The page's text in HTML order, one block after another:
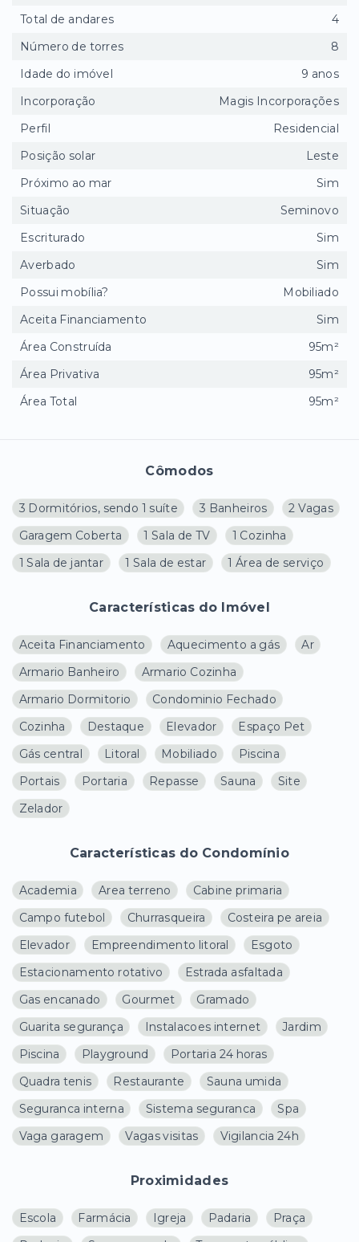
Cômodos
3 Dormitórios, sendo 1 suíte 3 Banheiros
2 Vagas
Garagem Coberta
1 Sala de TV
1 Cozinha
1 Sala de jantar
1 Sala de estar 1 Área de serviço
Características do Imóvel
Aceita Financiamento Aquecimento a gás
Ar
Armario Banheiro
Armario Cozinha
Armario Dormitorio
Condominio Fechado
Cozinha
Destaque Elevador
Espaço Pet
Gás central
Litoral Mobiliado
Piscina
Portais
Portaria Repasse Sauna
Site
Zelador
Características do Condomínio
Academia Area terreno
Cabine primaria
Campo futebol
Churrasqueira
Costeira pe areia
Elevador
Empreendimento litoral
Esgoto
Estacionamento rotativo
Estrada asfaltada
Gas encanado
Gourmet
Gramado
Guarita segurança
Instalacoes internet
Jardim
Piscina
Playground
Portaria 24 horas
Quadra tenis
Restaurante
Sauna umida
Seguranca interna
Sistema seguranca
Spa
Vaga garagem
Vagas visitas Vigilancia 24h
Proximidades
Escola Farmácia Igreja Padaria
Praça
Total de andares
4
Número de torres
8
Idade do imóvel
9 anos
Incorporação
Magis Incorporações
Perfil
Residencial
Posição solar
Leste
Próximo ao mar
Sim
Situação
Seminovo
Escriturado
Sim
Averbado
Sim
Possui mobília?
Mobiliado
Aceita Financiamento
Sim
Área Construída
95m²
Área Privativa
95m²
Área Total
95m²